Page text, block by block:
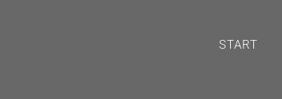
START